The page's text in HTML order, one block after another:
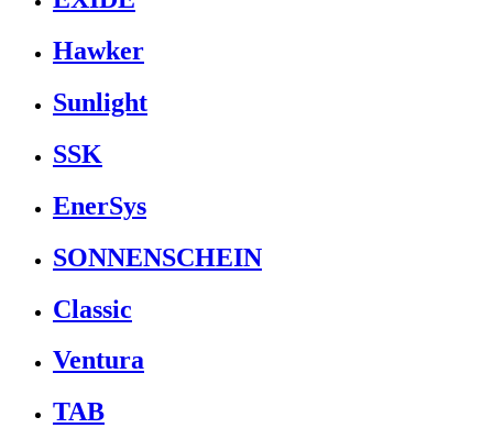
Hawker
Sunlight
SSK
EnerSys
SONNENSCHEIN
Classic
Ventura
TAB